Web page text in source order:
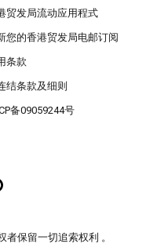
贸发局流动应用程式
您的香港贸发局电邮订阅
条款
结条款及细则
备09059244号
保留一切追索权利 。